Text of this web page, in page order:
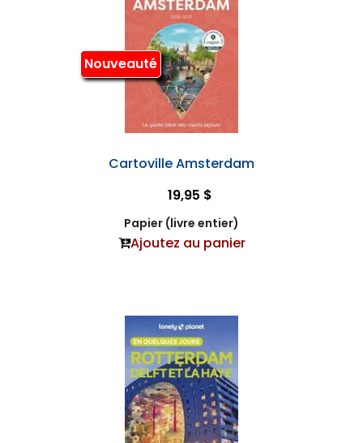
Nouveauté
Cartoville Amsterdam
19,95 $
Papier (livre entier)
Ajoutez au panier